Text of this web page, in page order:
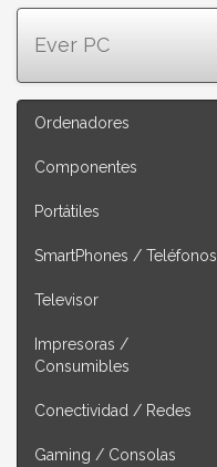
Ever PC
Ordenadores
Componentes
Portátiles
SmartPhones / Teléfonos
Televisor
Impresoras /
Consumibles
Conectividad / Redes
Gaming / Consolas